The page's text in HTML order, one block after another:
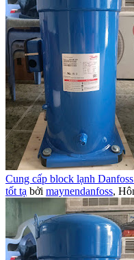
Cung cấp block lạnh
tốt tạ bởi maynendanfoss,